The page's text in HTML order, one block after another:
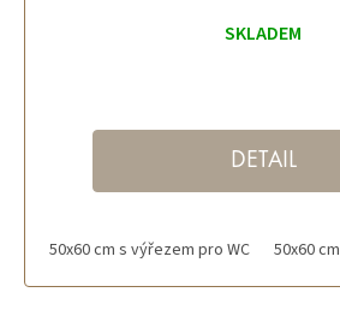
SKLADEM
DETAIL
50x60 cm s výřezem pro WC 50x60 cm